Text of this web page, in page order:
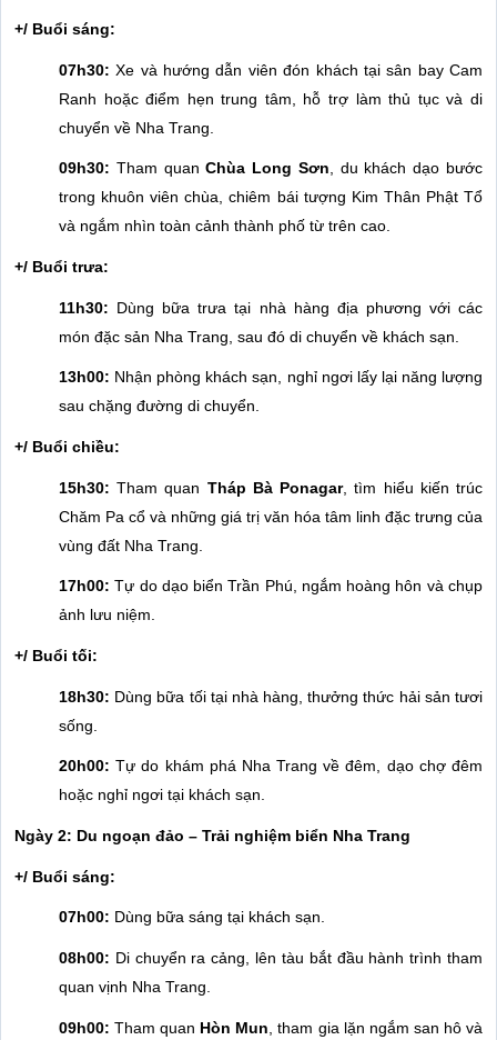
+/ Buổi sáng:
07h30: Xe và hướng dẫn viên đón khách tại sân bay Cam
Ranh hoặc điểm hẹn trung tâm, hỗ trợ làm thủ tục và di
chuyển về Nha Trang.
09h30: Tham quanChùa Long Sơn, du khách dạo bước
trong khuôn viên chùa, chiêm bái tượng Kim Thân Phật Tổ
và ngắm nhìn toàn cảnh thành phố từ trên cao.
+/ Buổi trưa:
11h30: Dùng bữa trưa tại nhà hàng địa phương với các
món đặc sản Nha Trang, sau đó di chuyển về khách sạn.
13h00: Nhận phòng khách sạn, nghỉ ngơi lấy lại năng lượng
sau chặng đường di chuyển.
+/ Buổi chiều:
15h30: Tham quan Tháp Bà Ponagar, tìm hiểu kiến trúc
Chăm Pa cổ và những giá trị văn hóa tâm linh đặc trưng của
vùng đất Nha Trang.
17h00: Tự do dạo biển Trần Phú, ngắm hoàng hôn và chụp
ảnh lưu niệm.
+/ Buổi tối:
18h30: Dùng bữa tối tại nhà hàng, thưởng thức hải sản tươi
sống.
20h00: Tự do khám phá Nha Trang về đêm, dạo chợ đêm
hoặc nghỉ ngơi tại khách sạn.
Ngày 2: Du ngoạn đảo – Trải nghiệm biển Nha Trang
+/ Buổi sáng:
07h00: Dùng bữa sáng tại khách sạn.
08h00: Di chuyển ra cảng, lên tàu bắt đầu hành trình tham
quan vịnh Nha Trang.
09h00: Tham quan Hòn Mun , tham gia lặn ngắm san hô và